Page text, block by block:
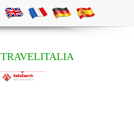
TRAVELITALIA